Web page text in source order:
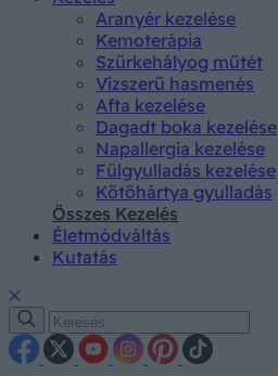
Aranyér kezelése
Kemoterápia
Szürkehályog műtét
Vízszerű hasmenés
Afta kezelése
Dagadt boka kezelése
Napallergia kezelése
Fülgyulladás kezelése
Kötőhártya gyulladás
Összes Kezelés
Életmódváltás
Kutatás